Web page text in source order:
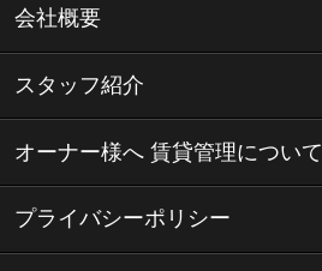
会社概要
スタッフ紹介
オーナー様へ 賃貸管理について
プライバシーポリシー